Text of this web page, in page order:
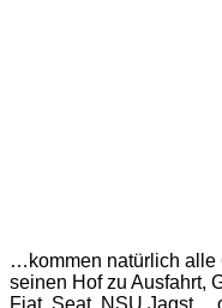
…kommen natürlich alle
seinen Hof zu Ausfahrt,
Fiat, Seat, NSU Jagst…